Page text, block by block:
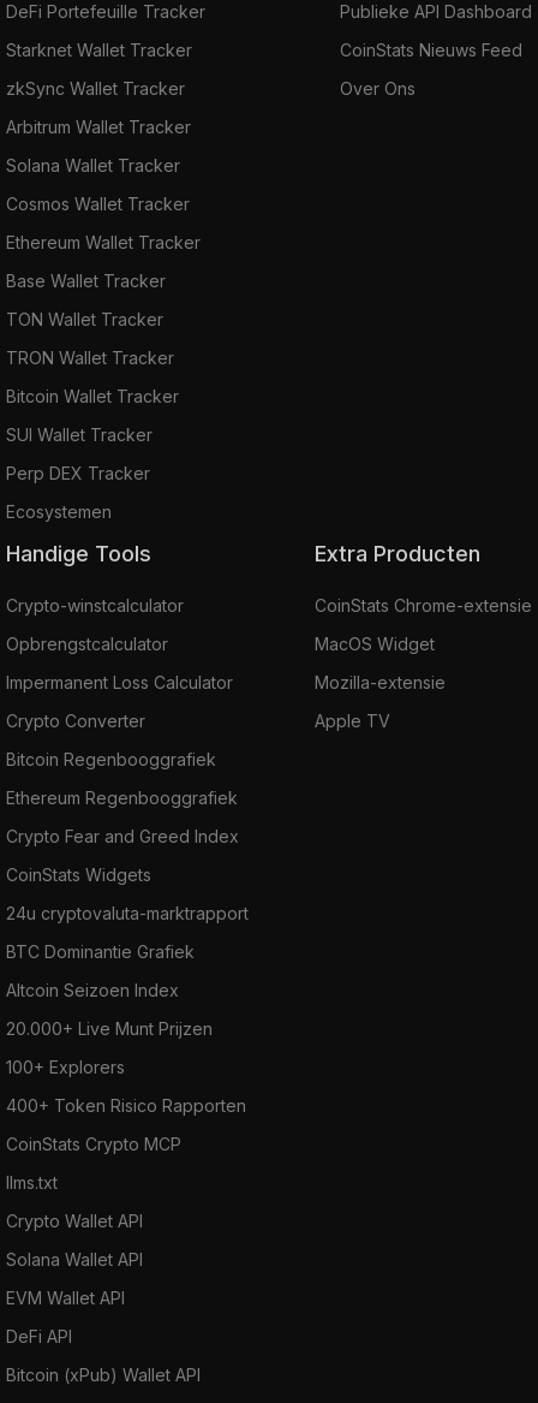
DeFi Portefeuille Tracker
Starknet Wallet Tracker
zkSync Wallet Tracker
Arbitrum Wallet Tracker
Solana Wallet Tracker
Cosmos Wallet Tracker
Ethereum Wallet Tracker
Base Wallet Tracker
TON Wallet Tracker
TRON Wallet Tracker
Bitcoin Wallet Tracker
SUI Wallet Tracker
Perp DEX Tracker
Ecosystemen
Publieke API Dashboard
CoinStats Nieuws Feed
Over Ons
Handige Tools
Crypto-winstcalculator
Opbrengstcalculator
Impermanent Loss Calculator
Crypto Converter
Bitcoin Regenbooggrafiek
Ethereum Regenbooggrafiek
Crypto Fear and Greed Index
CoinStats Widgets
24u cryptovaluta-marktrapport
BTC Dominantie Grafiek
Altcoin Seizoen Index
20.000+ Live Munt Prijzen
100+ Explorers
400+ Token Risico Rapporten
CoinStats Crypto MCP
llms.txt
Crypto Wallet API
Solana Wallet API
EVM Wallet API
DeFi API
Bitcoin (xPub) Wallet API
Extra Producten
CoinStats Chrome-extensie
MacOS Widget
Mozilla-extensie
Apple TV